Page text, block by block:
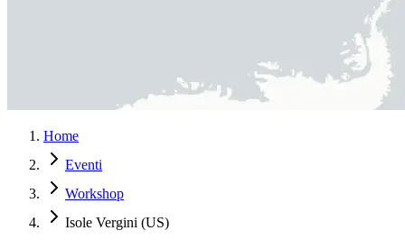
Home
Eventi
Workshop
Isole Vergini (US)